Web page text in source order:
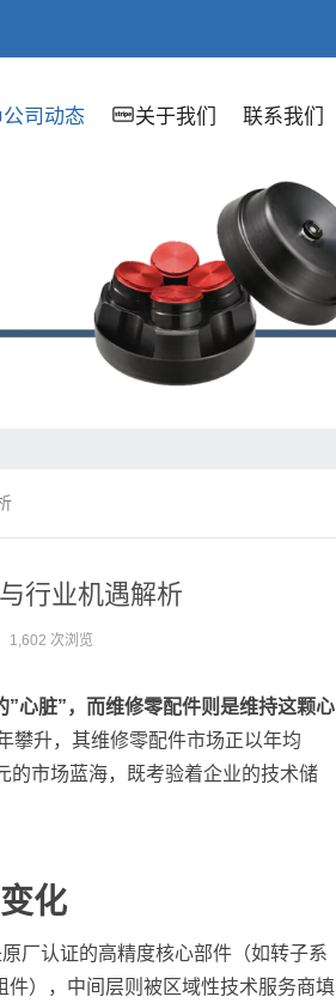
公司动态 关于我们 联系我们
行业机遇解析
1,602 次浏览
心脏”，而维修零配件则是维持这颗心
攀升，其维修零配件市场正以年均
的市场蓝海，既考验着企业的技术储
化
厂认证的高精度核心部件（如转子系
），中间层则被区域性技术服务商填